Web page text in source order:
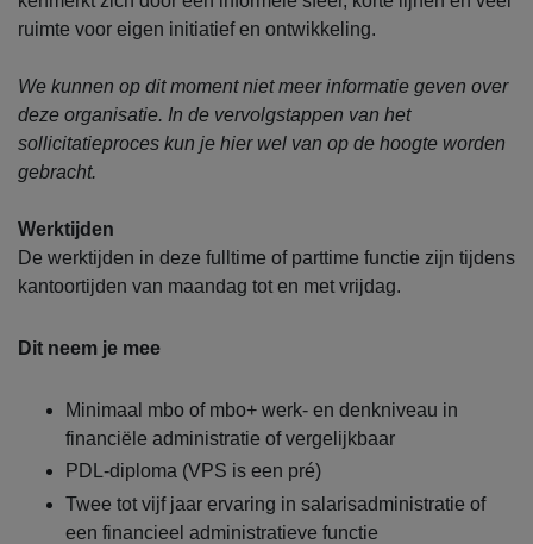
ruimte voor eigen initiatief en ontwikkeling.
We kunnen op dit moment niet meer informatie geven over
deze organisatie. In de vervolgstappen van het
sollicitatieproces kun je hier wel van op de hoogte worden
gebracht.
Werktijden
De werktijden in deze fulltime of parttime functie zijn tijdens
kantoortijden van maandag tot en met vrijdag.
Dit neem je mee
Minimaal mbo of mbo+ werk- en denkniveau in
financiële administratie of vergelijkbaar
PDL-diploma (VPS is een pré)
Twee tot vijf jaar ervaring in salarisadministratie of
een financieel administratieve functie